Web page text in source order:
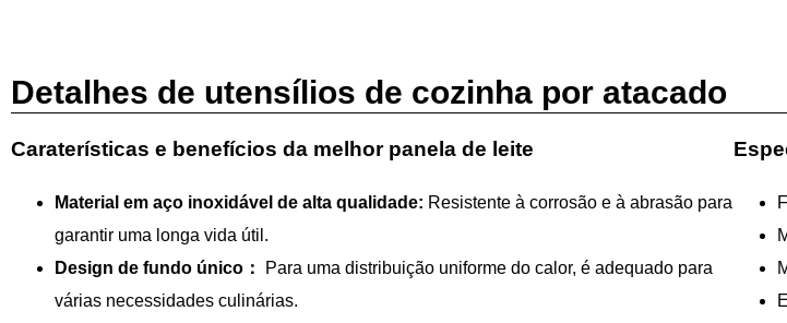
Detalhes de utensílios de cozinha por atacado
Caraterísticas e benefícios da melhor panela de leite
Material em aço inoxidável de alta qualidade: Resistente à corrosão e à abrasão para
garantir uma longa vida útil.
Design de fundo único：
Para uma distribuição uniforme do calor, é adequado para
várias necessidades culinárias.